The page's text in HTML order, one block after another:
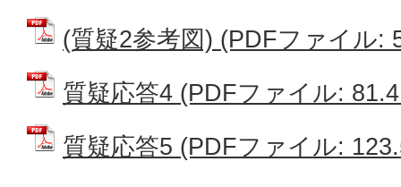
(質疑2参考図) (PDFファイル:
質疑応答4 (PDFファイル:
質疑応答5 (PDFファイル: